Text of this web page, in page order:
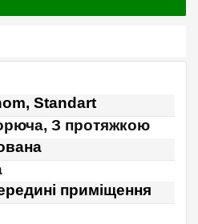
Standart
З протяжкою
приміщення